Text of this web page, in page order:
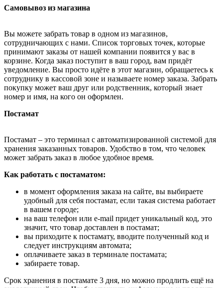
Самовывоз из магазина
Вы можете забрать товар в одном из магазинов,
сотрудничающих с нами. Список торговых точек, которые
принимают заказы от нашей компании появится у вас в
корзине. Когда заказ поступит в ваш город, вам придёт
уведомление. Вы просто идёте в этот магазин, обращаетесь к
сотруднику в кассовой зоне и называете номер заказа. Забрать
покупку может ваш друг или родственник, который знает
номер и имя, на кого он оформлен.
Постамат
Постамат – это терминал с автоматизированной системой для
хранения заказанных товаров. Удобство в том, что человек
может забрать заказ в любое удобное время.
Как работать с постаматом:
в момент оформления заказа на сайте, вы выбираете
удобный для себя постамат, если такая система работает
в вашем городе;
на ваш телефон или e-mail придет уникальный код, это
значит, что товар доставлен в постамат;
вы приходите к постамату, вводите полученный код и
следует инструкциям автомата;
оплачиваете заказ в терминале постамата;
забираете товар.
Срок хранения в постамате 3 дня, но можно продлить ещё на